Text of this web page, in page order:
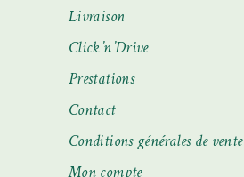
Livraison
Click’n’Drive
Prestations
Contact
Conditions générales de vente
Mon compte